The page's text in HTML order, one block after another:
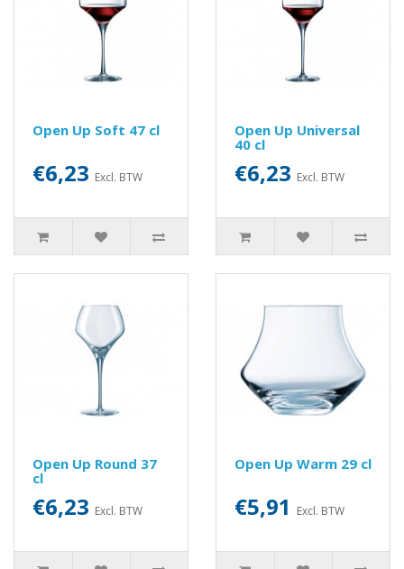
Open Up Soft 47 cl
€6,23 Excl. BTW
Open Up Universal
40 cl
€6,23 Excl. BTW
Open Up Round 37
cl
€6,23 Excl. BTW
Open Up Warm 29 cl
€5,91 Excl. BTW